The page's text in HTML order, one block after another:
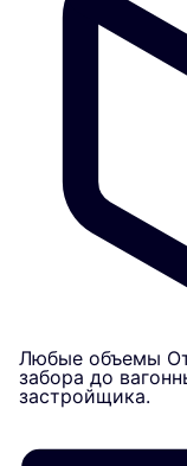
Любые объемы
забора до
застройщика.